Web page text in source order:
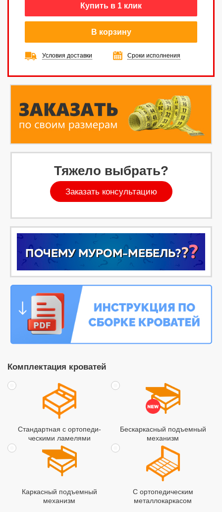
Купить в 1 клик
В корзину
Условия доставки Сроки исполнения
Тяжело выбрать?
Заказать консультацию
Комплектация кроватей
Стандартная с ортопеди­
ческими ламелями
Бескаркасный подъемный
механизм
Каркасный подъемный
механизм
С ортопедическим
металлокаркасом